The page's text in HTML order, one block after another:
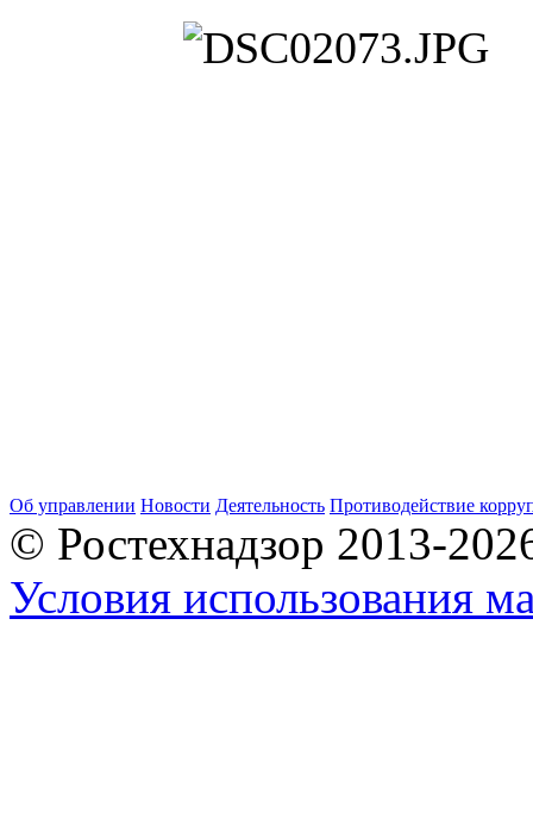
Об управлении Новости Деятельность Противодействие
© Ростехнадзор 2013-
Условия использования